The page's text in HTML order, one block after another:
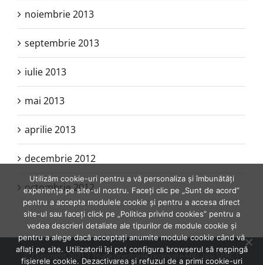
noiembrie 2013
septembrie 2013
iulie 2013
mai 2013
aprilie 2013
decembrie 2012
octombrie 2012
© Copyright 2021 | Toate drepturile rezervate MRL Iasi SPRL |
Utilizăm cookie-uri pentru a vă personaliza și îmbunătăți
experiența pe site-ul nostru. Faceți clic pe „Sunt de acord”
pentru a accepta modulele cookie și pentru a accesa direct
site-ul sau faceți click pe „Politica privind cookies” pentru a
vedea descrieri detaliate ale tipurilor de module cookie și
pentru a alege dacă acceptați anumite module cookie când vă
aflați pe site. Utilizatorii își pot configura browserul să respingă
fișierele cookie. Dezactivarea și refuzul de a primi cookie-uri